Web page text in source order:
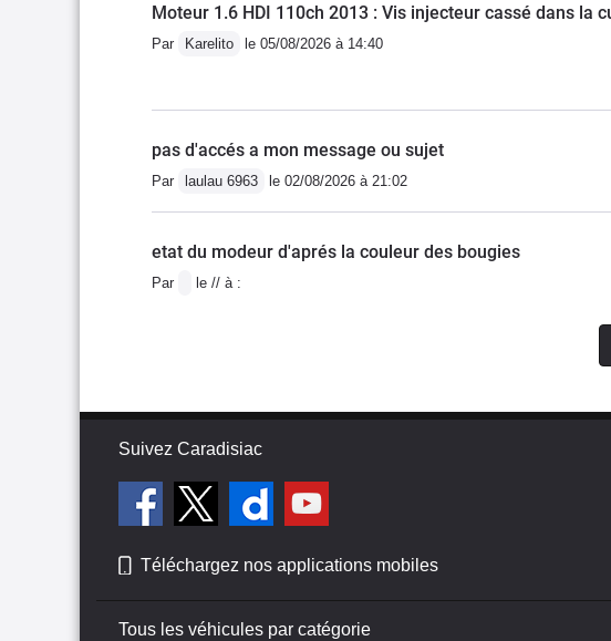
Moteur 1.6 HDI 110ch 2013 : Vis injecteur cassé dans la
Par Karelito le 05/08/2026 à 14:40
pas d'accés a mon message ou sujet
Par laulau 6963 le 02/08/2026 à 21:02
etat du modeur d'aprés la couleur des bougies
Par le // à :
Suivez Caradisiac
Téléchargez nos applications mobiles
Tous les véhicules par catégorie